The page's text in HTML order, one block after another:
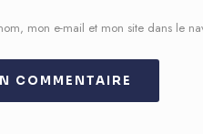
mon e-mail et mon site dans le